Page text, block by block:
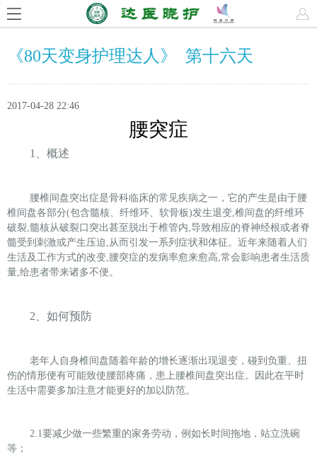
《80天变身护理达人》 第十六天
2017-04-28 22:46
腰突症
1 、概述
腰椎间盘突出症是骨科临床的常见疾病之一，它的产生是由于腰
椎间盘各部分(包含髓核、纤维环、软骨板)发生退变,椎间盘的纤维环
破裂,髓核从破裂口突出甚至脱出于椎管内,导致相应的脊神经根或者脊
髓受到刺激或产生压迫,从而引发一系列症状和体征。近年来随着人们
生活及工作方式的改变,腰突症的发病率愈来愈高,常会影响患者生活质
量,给患者带来诸多不便。
2 、如何预防
老年人自身椎间盘随着年龄的增长逐渐出现退变，碰到负重、扭
伤的情形便有可能致使腰部疼痛，患上腰椎间盘突出症。因此在平时
生活中需要多加注意才能更好的加以防范。
2.1要减少做一些繁重的家务劳动，例如长时间拖地，站立洗碗
等；